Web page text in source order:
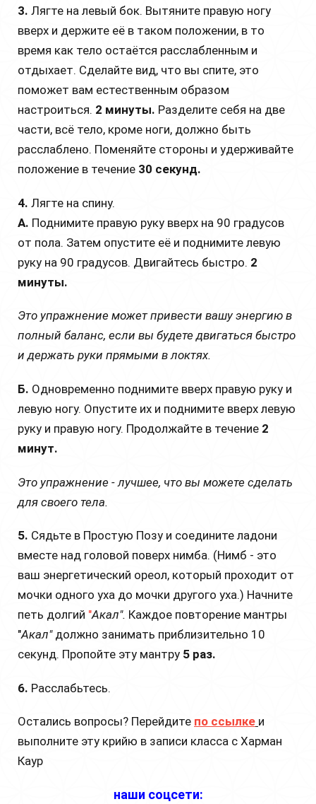
3. Лягте на левый бок. Вытяните правую ногу
вверх и держите её в таком положении, в то
время как тело остаётся расслабленным и
отдыхает. Сделайте вид, что вы спите, это
поможет вам естественным образом
настроиться. 2 минуты. Разделите себя на две
части, всё тело, кроме ноги, должно быть
расслаблено. Поменяйте стороны и удерживайте
положение в течение 30 секунд.
4. Лягте на спину.
А. Поднимите правую руку вверх на 90 градусов
от пола. Затем опустите её и поднимите левую
руку на 90 градусов. Двигайтесь быстро. 2
минуты.
Это упражнение может привести вашу энергию в
полный баланс, если вы будете двигаться быстро
и держать руки прямыми в локтях.
Б. Одновременно поднимите вверх правую руку и
левую ногу. Опустите их и поднимите вверх левую
руку и правую ногу. Продолжайте в течение 2
минут.
Это упражнение - лучшее, что вы можете сделать
для своего тела.
5. Сядьте в Простую Позу и соедините ладони
вместе над головой поверх нимба. (Нимб - это
ваш энергетический ореол, который проходит от
мочки одного уха до мочки другого уха.) Начните
петь долгий "Акал". Каждое повторение мантры
"Акал"должно занимать приблизительно 10
секунд. Пропойте эту мантру 5 раз.
6. Расслабьтесь.
Остались вопросы? Перейдите по ссылке и
выполните эту крийю в записи класса с Харман
Каур
наши соцсети: